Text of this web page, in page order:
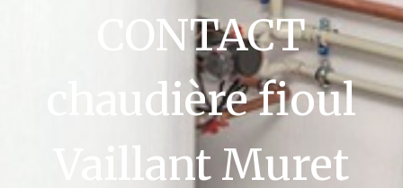
CONTACT
chaudière fioul
Vaillant Muret